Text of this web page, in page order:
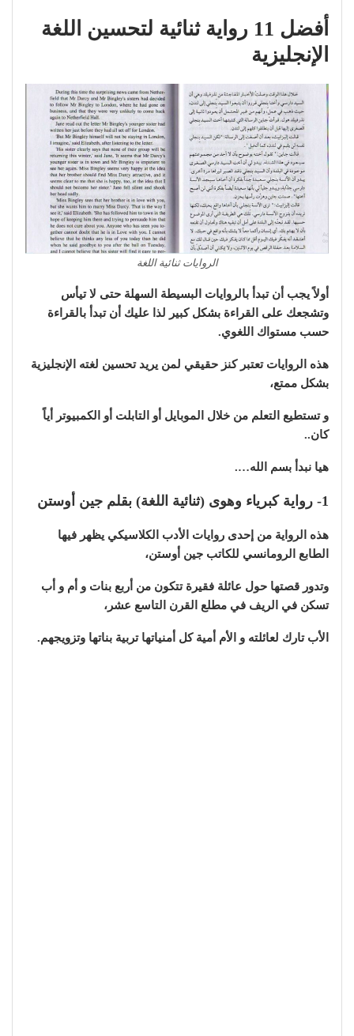
أفضل 11 رواية ثنائية لتحسين اللغة
الإنجليزية
الروايات ثنائية اللغة
أولاً يجب أن تبدأ بالروايات البسيطة السهلة حتى لا تيأس
وتشجعك على القراءة بشكل كبير لذا عليك أن تبدأ بالقراءة
حسب مستواك اللغوي.
هذه الروايات تعتبر كنز حقيقي لمن يريد تحسين لغته الإنجليزية
بشكل ممتع،
و تستطيع التعلم من خلال الموبايل أو التابلت أو الكمبيوتر أياً
كان..
هيا نبدأ بسم الله….
1- رواية كبرياء وهوى (ثنائية اللغة) بقلم جين أوستن
هذه الرواية من إحدى روايات الأدب الكلاسيكي يظهر فيها
الطابع الرومانسي للكاتب جين أوستن،
وتدور قصتها حول عائلة فقيرة تتكون من أربع بنات و أم و أب
تسكن في الريف في مطلع القرن التاسع عشر،
الأب تارك لعائلته و الأم أمية كل أمنياتها تربية بناتها وتزويجهم.